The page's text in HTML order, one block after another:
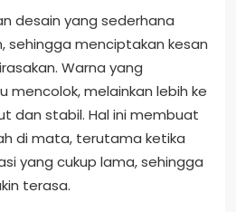
desain yang sederhana
sehingga menciptakan kesan
Warna yang
mencolok, melainkan lebih ke
dan stabil. Hal ini membuat
di mata, terutama ketika
yang cukup lama, sehingga
terasa.